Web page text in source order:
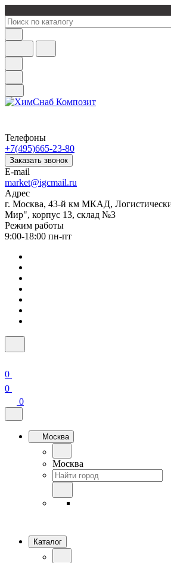
Телефоны
+7(495)665-23-80
Заказать звонок
E-mail
market@igcmail.ru
Адрес
г. Москва, 43-й км МКАД,
Мир", корпус 13, склад №3
Режим работы
9:00-18:00 пн-пт
0
0
0
Москва
Москва
Каталог